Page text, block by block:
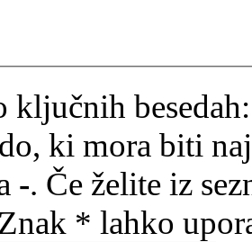
ključnih besedah:
ki mora biti
-. Če želite iz
* lahko